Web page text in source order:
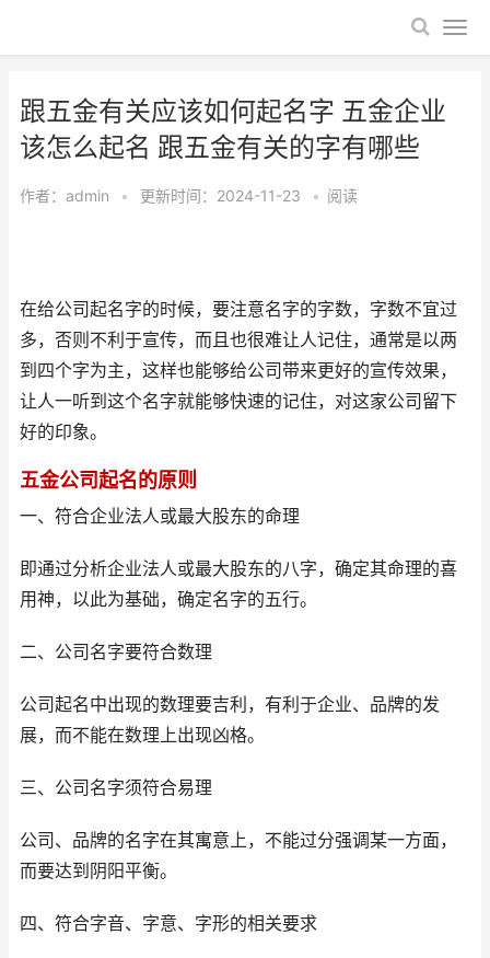
跟五金有关应该如何起名字 五金企业
该怎么起名 跟五金有关的字有哪些
作者： admin • 更新时间：2024-11-23 • 阅读
在给公司起名字的时候，要注意名字的字数，字数不宜过
多，否则不利于宣传，而且也很难让人记住，通常是以两
到四个字为主，这样也能够给公司带来更好的宣传效果，
让人一听到这个名字就能够快速的记住，对这家公司留下
好的印象。
五金公司起名的原则
一、符合企业法人或最大股东的命理
即通过分析企业法人或最大股东的八字，确定其命理的喜
用神，以此为基础，确定名字的五行。
二、公司名字要符合数理
公司起名中出现的数理要吉利，有利于企业、品牌的发
展，而不能在数理上出现凶格。
三、公司名字须符合易理
公司、品牌的名字在其寓意上，不能过分强调某一方面，
而要达到阴阳平衡。
四、符合字音、字意、字形的相关要求